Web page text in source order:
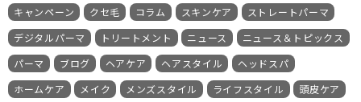
キャンペーン
クセ毛 コラム スキンケア
ストレートパーマ
デジタルパーマ
トリートメント ニュース
ニュース＆トピックス
パーマ
ブログ ヘアケア ヘアスタイル
ヘッドスパ
ホームケア
メイク メンズスタイル ライフスタイル
頭皮ケア